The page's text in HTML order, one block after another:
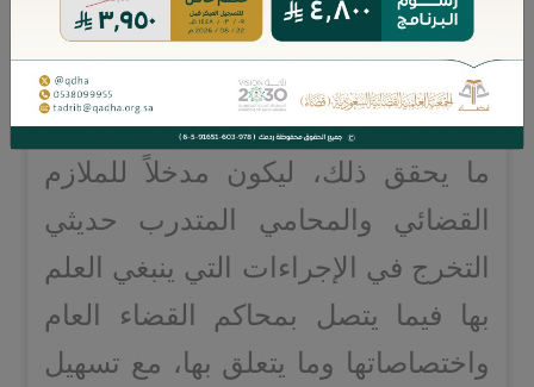
وصياغة الأنظمة واللوائح المعاصرة،
مع ما في الأنظمة واللوائح من عدم
الترابط والتسلسل، جاءت فكرة إعداد
ما يحقق ذلك، ليكون مدخلاً للملازم
القضائي والمحامي المتدرب حديثي
التخرج في الإجراءات التي ينبغي العلم
بها فيما يتصل بمحاكم القضاء العام
واختصاصاتها وما يتعلق بها، مع تسهيل